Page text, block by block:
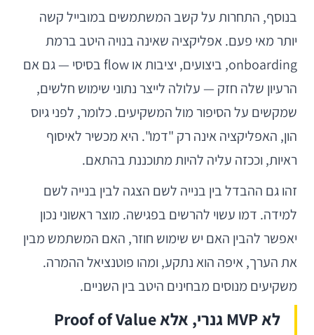
בנוסף, התחרות על קשב המשתמשים במובייל קשה
יותר מאי פעם. אפליקציה שאינה בנויה היטב ברמת
onboarding, ביצועים, יציבות או flow בסיסי — גם אם
הרעיון שלה חזק — עלולה לייצר נתוני שימוש חלשים,
שמקשים על הסיפור מול המשקיעים. כלומר, לפני גיוס
הון, האפליקציה אינה רק "דמו". היא מכשיר לאיסוף
ראיות, וככזה עליה להיות מתוכננת בהתאם.
זהו גם ההבדל בין בנייה לשם הצגה לבין בנייה לשם
למידה. דמו עשוי להרשים בפגישה. מוצר ראשוני נכון
יאפשר להבין האם יש שימוש חוזר, האם המשתמש מבין
את הערך, איפה הוא נתקע, ומהו פוטנציאל ההמרה.
משקיעים מנוסים מבחינים היטב בין השניים.
לא MVP גנרי, אלא Proof of Value